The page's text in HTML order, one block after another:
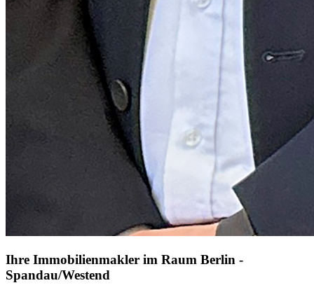
Ihre Immobilienmakler im Raum Berlin -
Spandau/Westend